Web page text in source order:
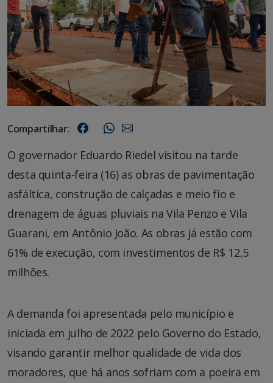
Compartilhar:
O governador Eduardo Riedel visitou na tarde
desta quinta-feira (16) as obras de pavimentação
asfáltica, construção de calçadas e meio fio e
drenagem de águas pluviais na Vila Penzo e Vila
Guarani, em Antônio João. As obras já estão com
61% de execução, com investimentos de R$ 12,5
milhões.
A demanda foi apresentada pelo município e
iniciada em julho de 2022 pelo Governo do Estado,
visando garantir melhor qualidade de vida dos
moradores, que há anos sofriam com a poeira em